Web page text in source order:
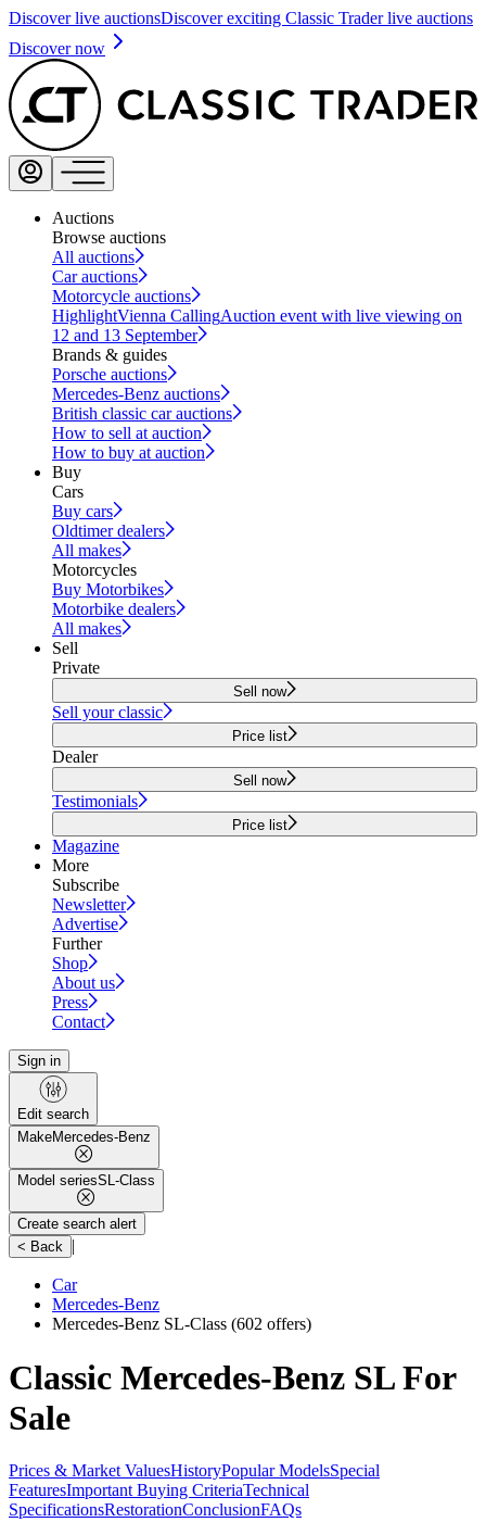
Discover live auctionsDiscover exciting Classic Trader live auctions
Discover now
Auctions
Browse auctions
All auctions
Car auctions
Motorcycle auctions
HighlightVienna CallingAuction event with live viewing on
12 and 13 September
Brands & guides
Porsche auctions
Mercedes-Benz auctions
British classic car auctions
How to sell at auction
How to buy at auction
Buy
Cars
Buy cars
Oldtimer dealers
All makes
Motorcycles
Buy Motorbikes
Motorbike dealers
All makes
Sell
Private
Sell now
Sell your classic
Price list
Dealer
Sell now
Testimonials
Price list
Magazine
More
Subscribe
Newsletter
Advertise
Further
Shop
About us
Press
Contact
Sign in
Edit search
MakeMercedes-Benz
Model seriesSL-Class
Create search alert
< Back |
Car
Mercedes-Benz
Mercedes-Benz SL-Class (602 offers)
Classic Mercedes-Benz SL For
Sale
Prices & Market ValuesHistoryPopular ModelsSpecial
FeaturesImportant Buying CriteriaTechnical
SpecificationsRestorationConclusionFAQs